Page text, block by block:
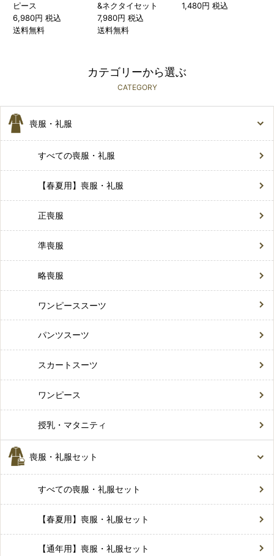
ピース
6,980円 税込
送料無料
&ネクタイセット
7,980円 税込
送料無料
1,480円 税込
カテゴリーから選ぶ
CATEGORY
喪服・礼服
すべての喪服・礼服
【春夏用】喪服・礼服
正喪服
準喪服
略喪服
ワンピーススーツ
パンツスーツ
スカートスーツ
ワンピース
授乳・マタニティ
喪服・礼服セット
すべての喪服・礼服セット
【春夏用】喪服・礼服セット
【通年用】喪服・礼服セット